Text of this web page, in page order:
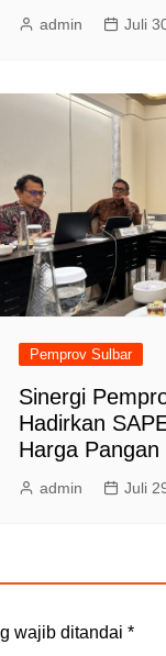
admin Juli
Pemprov Sulbar
Sinergi
Hadirkan
Harga
admin Juli
wajib ditandai *